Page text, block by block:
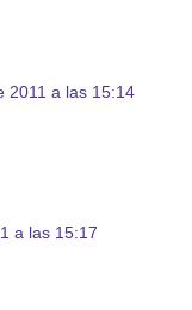
2011 a las 15:14
a las 15:17